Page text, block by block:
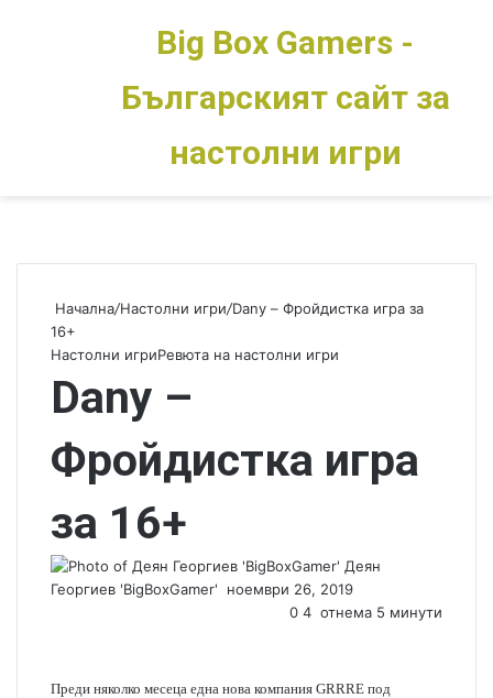
Switch skin
Big Box Gamers -
Българският сайт за
настолни игри
Начална/Настолни игри/Dany – Фройдистка игра за
16+
Настолни игриРевюта на настолни игри
Dany –
Фройдистка игра
за 16+
Деян
Георгиев 'BigBoxGamer'
S
ноември 26, 2019
0 4 отнема 5 минути
Преди няколко месеца една нова компания GRRRE под